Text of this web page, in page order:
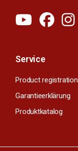
Service
Product registration
Garantieerklärung
Produktkatalog